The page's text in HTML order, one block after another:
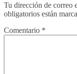
Tu dirección de correo
obligatorios están
Comentario *